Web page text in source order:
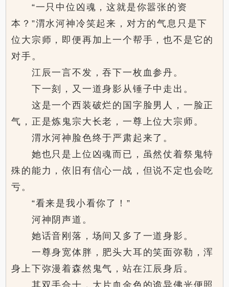
“一只中位凶魂，这就是你嚣张的资
本？”渭水河神冷笑起来，对方的气息只是下
位大宗师，即便再加上一个帮手，也不是它的
对手。
江辰一言不发，吞下一枚血参丹。
下一刻，又一道身影从锤子中走出。
这是一个西装破烂的国字脸男人，一脸正
气，正是炼鬼宗大长老，一尊上位大宗师。
渭水河神脸色终于严肃起来了。
她也只是上位凶魂而已，虽然仗着祭鬼特
殊的能力，依旧有信心一战，但说不定也会吃
亏。
“看来是我小看你了！”
河神阴声道。
她话音刚落，场间又多了一道身影。
一尊身宽体胖，肥头大耳的笑面弥勒，浑
身上下弥漫着森然鬼气，站在江辰身后。
其双手合十，大片血金色的诡异佛光便照